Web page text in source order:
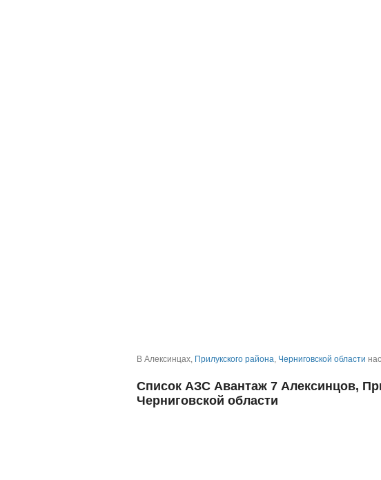
В Алексинцах, Прилукского района, Черниговской области
Список АЗС Авантаж 7 Алексинцов,
Черниговской области